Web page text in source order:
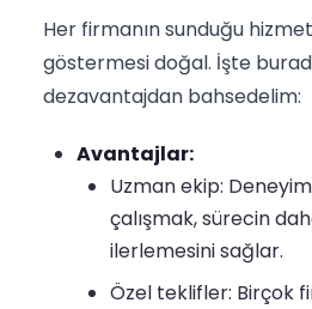
Her firmanın sunduğu
göstermesi doğal. İşte
dezavantajdan bahsedelim:
Avantajlar:
Uzman ekip:
çalışmak, sürecin
ilerlemesini sağlar.
Özel teklifler: Birçok